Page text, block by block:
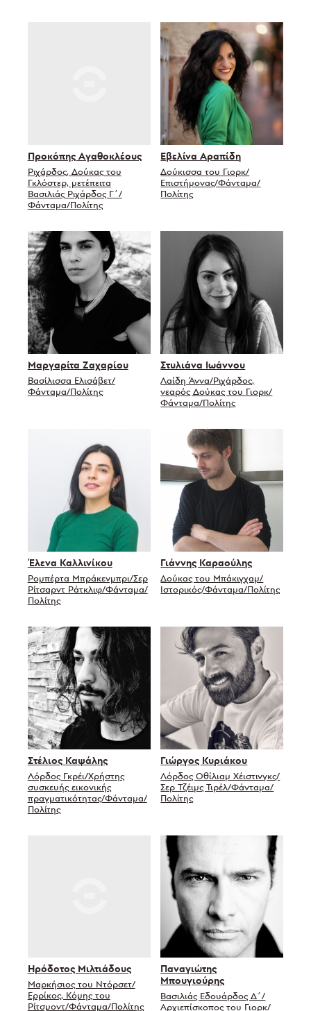
Προκόπης Αγαθοκλέους
Ριχάρδος, Δούκας του
Γκλόστερ, μετέπειτα
Βασιλιάς Ριχάρδος Γ΄/
Φάνταμα/Πολίτης
Εβελίνα Αραπίδη
Δούκισσα του Γιορκ/
Επιστήμονας/Φάνταμα/
Πολίτης
Μαργαρίτα Ζαχαρίου
Βασίλισσα Ελισάβετ/
Φάνταμα/Πολίτης
Στυλιάνα Ιωάννου
Λαίδη Άννα/Ριχάρδος,
νεαρός Δούκας του Γιορκ/
Φάνταμα/Πολίτης
Έλενα Καλλινίκου
Ρομπέρτα Μπράκενμπρι/Σερ
Ρίτσαρντ Ράτκλιφ/Φάνταμα/
Πολίτης
Γιάννης Καραούλης
Δούκας του Μπάκιγχαμ/
Ιστορικός/Φάνταμα/Πολίτης
Στέλιος Καψάλης
Λόρδος Γκρέι/Χρήστης
συσκευής εικονικής
πραγματικότητας/Φάνταμα/
Πολίτης
Γιώργος Κυριάκου
Λόρδος Οθίλιαμ Χέιστινγκς/
Σερ Τζέιμς Τιρέλ/Φάνταμα/
Πολίτης
Ηρόδοτος Μιλτιάδους
Μαρκήσιος του Ντόρσετ/
Ερρίκος, Κόμης του
Ρίτσμοντ/Φάνταμα/Πολίτης
Παναγιώτης
Μπουγιούρης
Βασιλιάς Εδουάρδος Δ΄/
Αρχιεπίσκοπος του Γιορκ/